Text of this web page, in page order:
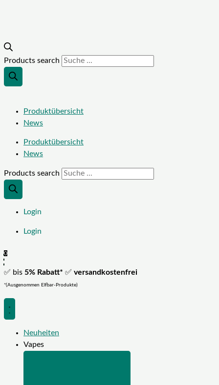
Products search
Produktübersicht
News
Produktübersicht
News
Products search
Login
Login
0
✅ bis 5% Rabatt* ✅ versandkostenfrei
*(Ausgenommen Elfbar-Produkte)
Neuheiten
Vapes